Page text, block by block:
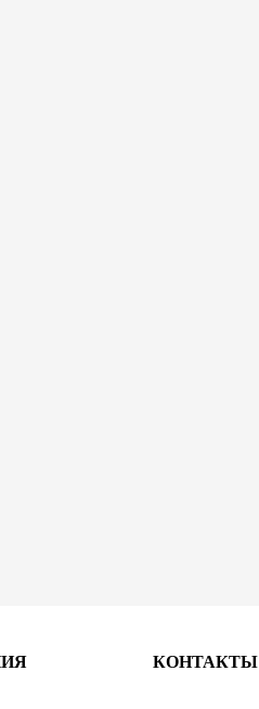
продвижения экспортаКОНТАКТЫ